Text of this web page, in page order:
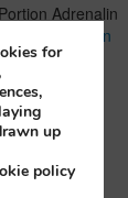
Adrenalin
für …
Ganzen
for
up
policy